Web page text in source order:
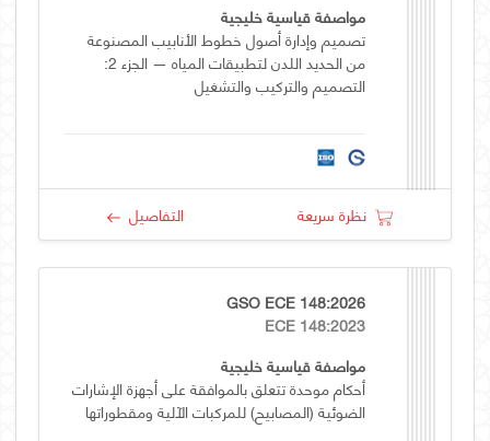
مواصفة قياسية خليجية
تصميم وإدارة أصول خطوط الأنابيب المصنوعة
من الحديد اللدن لتطبيقات المياه — الجزء 2:
التصميم والتركيب والتشغيل
نظرة سريعة التفاصيل
GSO ECE 148:2026
ECE 148:2023
مواصفة قياسية خليجية
أحكام موحدة تتعلق بالموافقة على أجهزة الإشارات
الضوئية (المصابيح) للمركبات الآلية ومقطوراتها